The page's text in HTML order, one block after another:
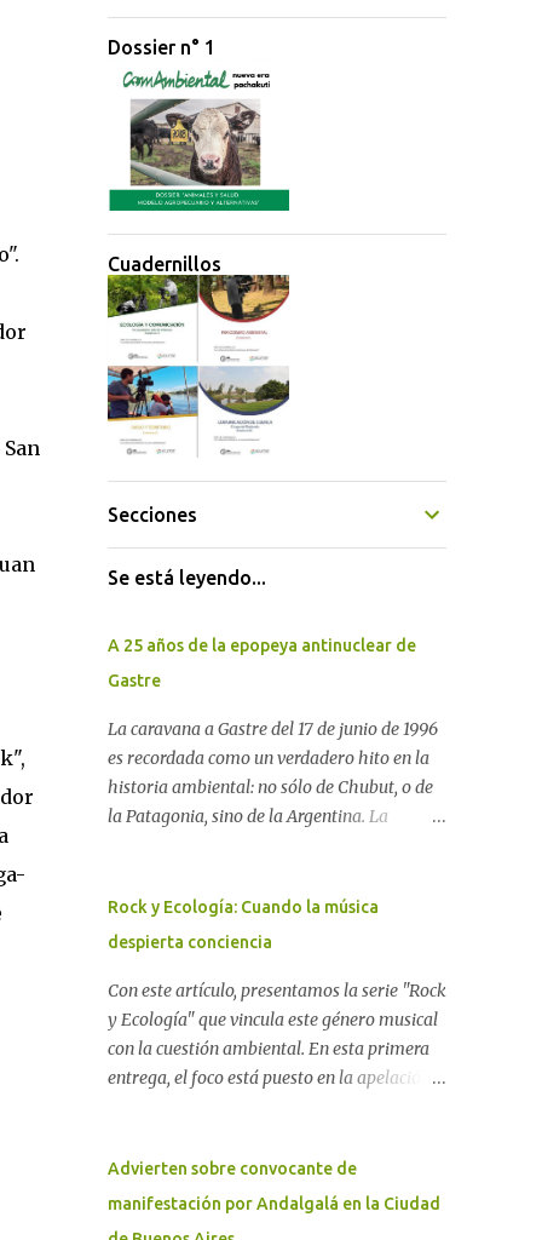
Dossier n° 1
Cuadernillos
Secciones
Se está leyendo...
A 25 años de la epopeya antinuclear de
Gastre
La caravana a Gastre del 17 de junio de 1996
es recordada como un verdadero hito en la
historia ambiental: no sólo de Chubut, o de
la Patagonia, sino de la Argentina. La
para construir un basurero de residuos
nucleares en Gastre (centro-norte de
avanzó un proyecto legislativo nacional al
respecto. En este artículo, la investigadora
Ayelen Dichdji reconstruye la historia del
Movimiento Antinuclear de Chubut (MACH)
territorial frente a las imposiciones de la
tecnocracia nuclear globalizada. Dossier N°
Rock y Ecología: Cuando la música
despierta conciencia
Con este artículo, presentamos la serie "Rock
y Ecología" que vincula este género musical
con la cuestión ambiental. En esta primera
entrega, el foco está puesto en la apelación
Desde el legendario El Oso hasta las
recientes apariciones de la Pachama Mama
Advierten sobre convocante de
manifestación por Andalgalá en la Ciudad